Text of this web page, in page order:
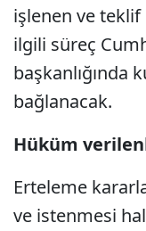
işlenen ve teklif
ilgili süreç
başkanlığında
bağlanacak.
Hüküm
Erteleme
ve istenmesi